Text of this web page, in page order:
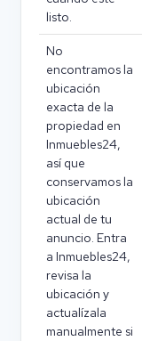
listo.
No
encontramos la
ubicación
exacta de la
propiedad en
Inmuebles24,
así que
conservamos la
ubicación
actual de tu
anuncio. Entra
a Inmuebles24,
revisa la
ubicación y
actualízala
manualmente si